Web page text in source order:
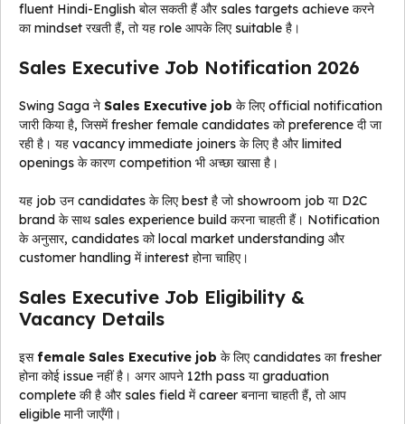
fluent Hindi-English बोल सकती हैं और sales targets achieve करने
का mindset रखती हैं, तो यह role आपके लिए suitable है।
Sales Executive Job Notification 2026
Swing Saga ने Sales Executive job के लिए official notification
जारी किया है, जिसमें fresher female candidates को preference दी जा
रही है। यह vacancy immediate joiners के लिए है और limited
openings के कारण competition भी अच्छा खासा है।
यह job उन candidates के लिए best है जो showroom job या D2C
brand के साथ sales experience build करना चाहती हैं। Notification
के अनुसार, candidates को local market understanding और
customer handling में interest होना चाहिए।
Sales Executive Job Eligibility &
Vacancy Details
इस female Sales Executive job के लिए candidates का fresher
होना कोई issue नहीं है। अगर आपने 12th pass या graduation
complete की है और sales field में career बनाना चाहती हैं, तो आप
eligible मानी जाएँगी।